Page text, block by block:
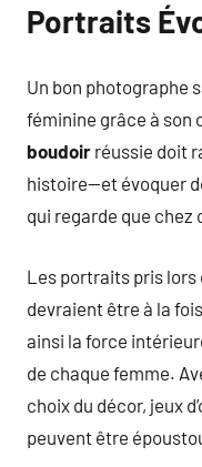
Portraits
Un bon photographe
féminine grâce à son
boudoir réussie doit
histoire—et évoquer
qui regarde que chez
Les portraits pris lors
devraient être à la
ainsi la force
de chaque femme.
choix du décor, jeux
peuvent être